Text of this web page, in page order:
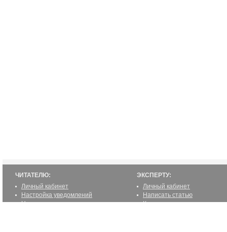
ЧИТАТЕЛЮ:
Личный кабинет
Настройка уведомлений
Написать статью
ЭКСПЕРТУ:
Личный кабинет
Написать статью
Как стать экспертом